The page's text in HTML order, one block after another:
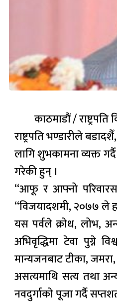
काठमाडौं /
राष्ट्रपति भण्डारीले
लागि शुभकामना व्यक्त
गरेकी हुन् ।
“आफू र आफ्नो
“विजयादशमी, २०७७ ले
यस पर्वले क्रोध, लोभ,
अभिवृद्धिमा टेवा पुग्ने
मान्यजनबाट टीका,
असत्यमाथि सत्य तथा
नवदुर्गाको पूजा गर्दै